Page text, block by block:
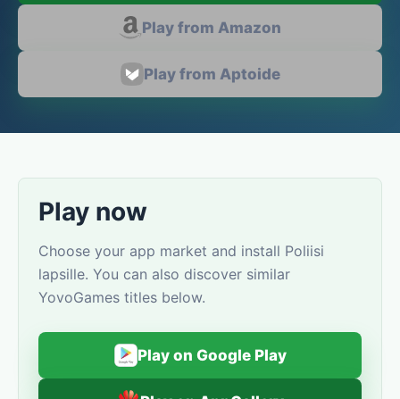
Play from Amazon
Play from Aptoide
Play now
Choose your app market and install Poliisi
lapsille. You can also discover similar
YovoGames titles below.
Play on Google Play